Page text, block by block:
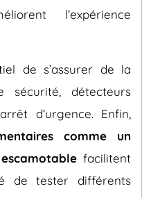
l’expérience
de s’assurer de la
sécurité, détecteurs
d’urgence. Enfin,
comme un
facilitent
de tester différents